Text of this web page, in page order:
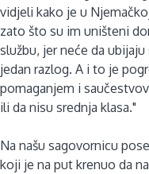
vidjeli kako je u
zato što su im uništeni
službu, jer neće da
jedan razlog. A i to je
pomaganjem i
ili da nisu srednja klasa."
Na našu sagovornicu
koji je na put krenuo da